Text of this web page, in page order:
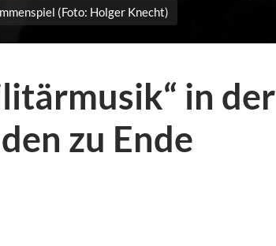
(Foto: Holger Knecht)
in der
zu Ende